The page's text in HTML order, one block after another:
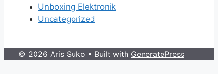
Unboxing Elektronik
Uncategorized
© 2026 Aris Suko • Built with GeneratePress